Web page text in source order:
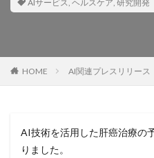
AIサービス, ヘルスケア, 研究開発
HOME AI関連プレスリリース
AI技術を活用した肝癌治療の
りました。